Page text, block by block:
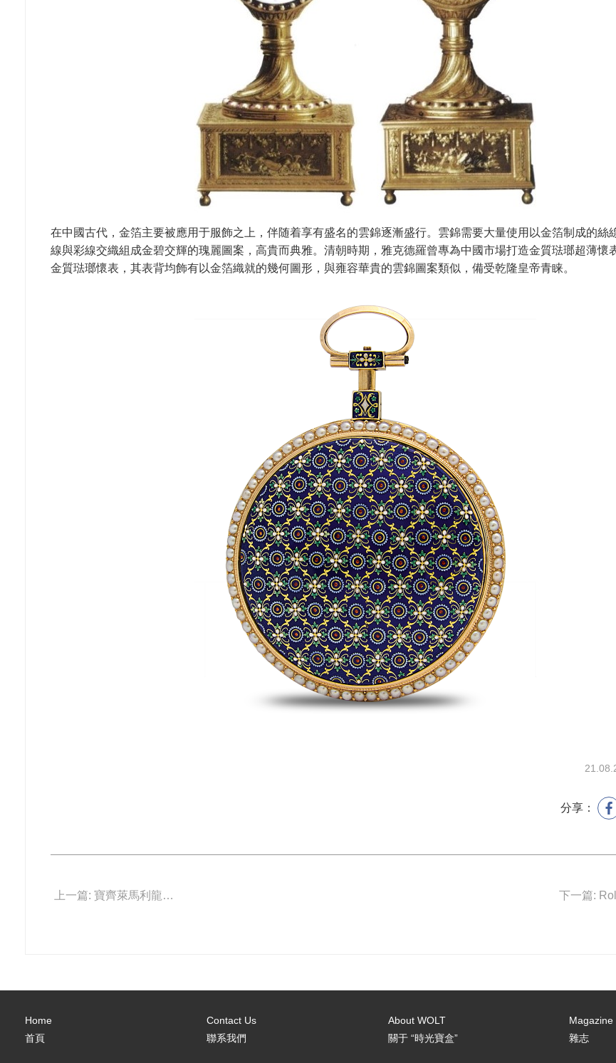
在中國古代，金箔主要被應用于服飾之上，伴随着享有盛名的雲錦逐漸盛行。雲錦需要大量使用以金箔制成的絲
線與彩線交織組成金碧交輝的瑰麗圖案，高貴而典雅。清朝時期，雅克德羅曾專為中國市場打造金質琺瑯超薄懷
金質琺瑯懷表，其表背均飾有以金箔織就的幾何圖形，與雍容華貴的雲錦圖案類似，備受乾隆皇帝青睐。
分享：
上一篇: 寶齊萊馬利龍夏日新作
Home
首頁
Contact Us
聯系我們
About WOLT
關于 “時光寶盒”
Magazine
雜志